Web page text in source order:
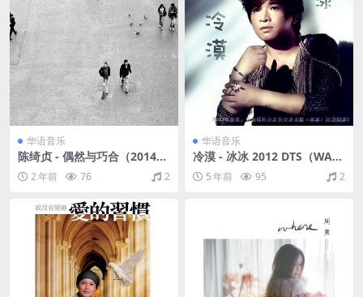
华语音乐
陈绮贞 - 偶然与巧合（2014/F
LAC/EP分轨/32.5M）
2 年前 76 2
华语音乐
冷漠 - 冰冰 2012 DTS（WAV/
分轨/563M）
5 年前 95 2